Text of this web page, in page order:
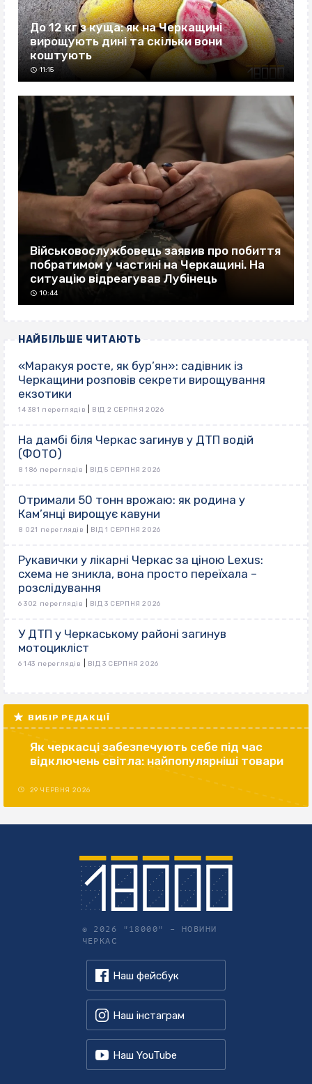
До 12 кг з куща: як на Черкащині
вирощують дині та скільки вони
коштують
11:15
Військовослужбовець заявив про побиття
побратимом у частині на Черкащині. На
ситуацію відреагував Лубінець
10:44
НАЙБІЛЬШЕ ЧИТАЮТЬ
«Маракуя росте, як бур’ян»: садівник із
Черкащини розповів секрети вирощування
екзотики
14 381 переглядів ВІД 2 СЕРПНЯ 2026
На дамбі біля Черкас загинув у ДТП водій
(ФОТО)
8 186 переглядів ВІД 5 СЕРПНЯ 2026
Отримали 50 тонн врожаю: як родина у
Кам’янці вирощує кавуни
8 021 переглядів ВІД 1 СЕРПНЯ 2026
Рукавички у лікарні Черкас за ціною Lexus:
схема не зникла, вона просто переїхала –
розслідування
6 302 переглядів ВІД 3 СЕРПНЯ 2026
У ДТП у Черкаському районі загинув
мотоцикліст
6 143 переглядів ВІД 3 СЕРПНЯ 2026
ВИБІР РЕДАКЦІЇ
Як черкасці забезпечують себе під час
відключень світла: найпопулярніші товари
29 ЧЕРВНЯ 2026
© 2026 "18000" – НОВИНИ
ЧЕРКАС
Наш фейсбук
Наш інстаграм
Наш YouTube